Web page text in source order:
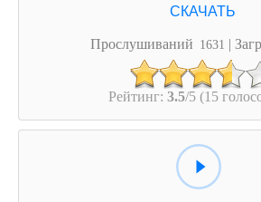
Прослушиваний 1631 |
Рейтинг: 3.5/5 (15